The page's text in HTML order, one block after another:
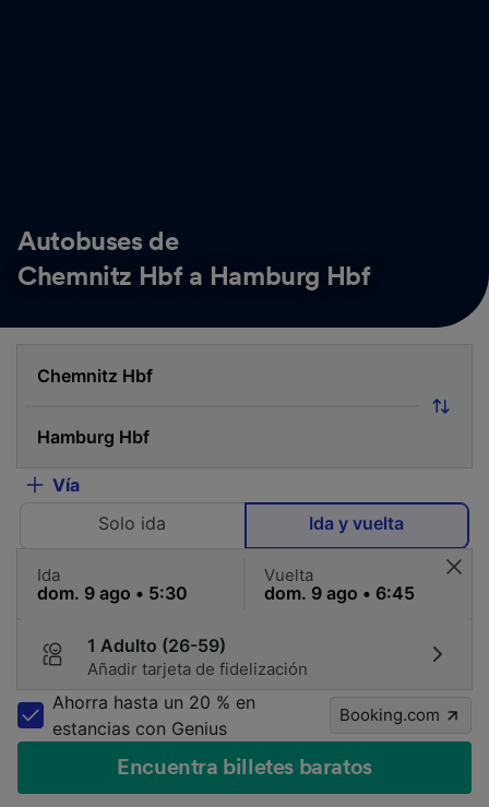
Autobuses de
Chemnitz Hbf a Hamburg Hbf
Vía
Solo ida
Ida y vuelta
Ida Vuelta
1 Adulto (26-59)
Añadir tarjeta de fidelización
Ahorra hasta un 20 % en
estancias con Genius
Booking.com
Encuentra billetes baratos